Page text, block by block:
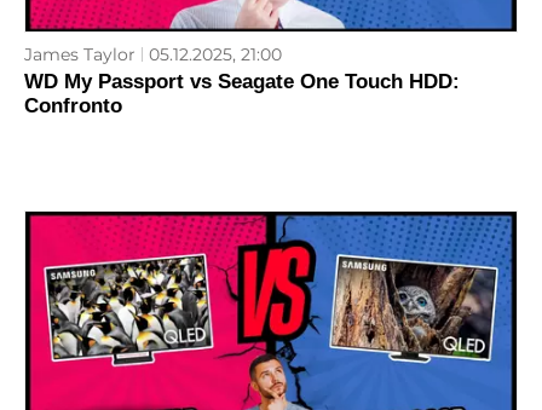
James Taylor 05.12.2025, 21:00
WD My Passport vs Seagate One Touch HDD:
Confronto